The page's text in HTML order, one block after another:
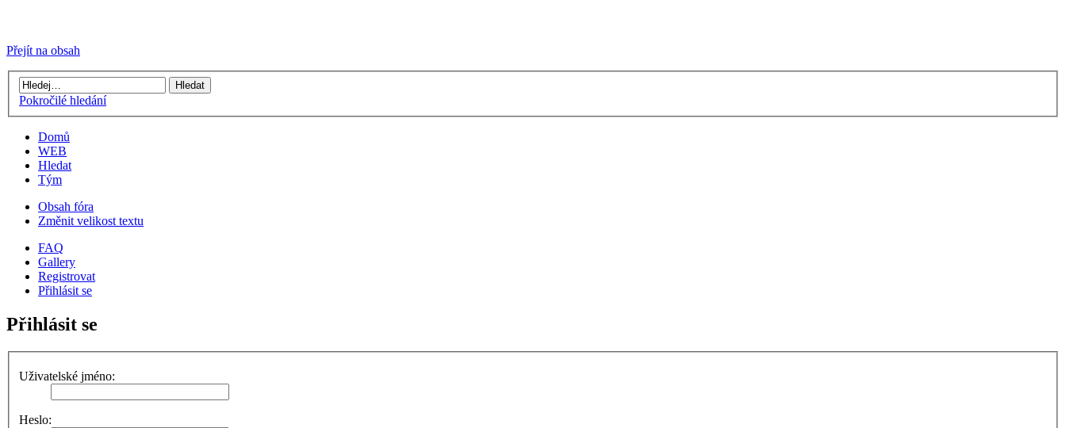
Přejít na obsah
Pokročilé hledání
Domů
WEB
Hledat
Tým
Obsah fóra
Změnit velikost textu
FAQ
Gallery
Registrovat
Přihlásit se
Přihlásit se
Uživatelské jméno:
Heslo: